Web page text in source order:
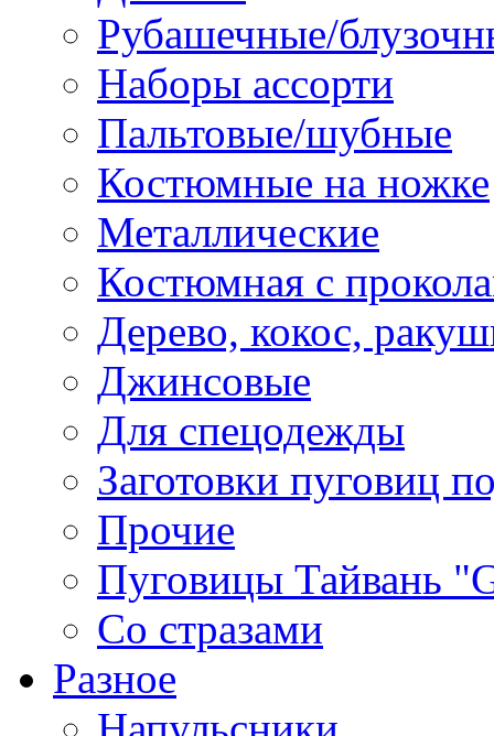
Рубашечные/
Наборы ассорти
Пальтовые/шубные
Костюмные на ножке
Металлические
Костюмная с
Дерево, кокос,
Джинсовые
Для спецодежды
Заготовки пуговиц
Прочие
Пуговицы Тайвань
Со стразами
Разное